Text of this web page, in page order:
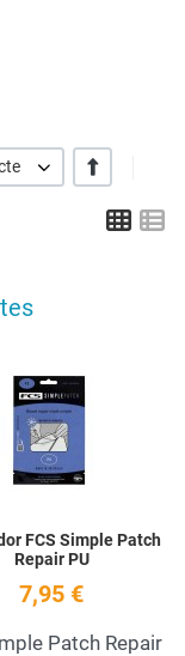
+/-
Grid
FCS Simple Patch
Repair PU
7,95 €
Patch Repair